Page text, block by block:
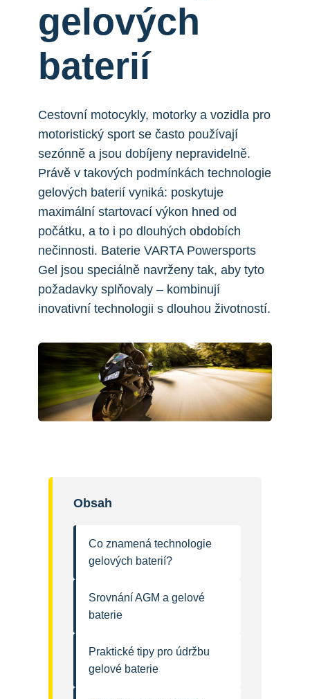
gelových
baterií
Cestovní motocykly, motorky a vozidla pro
motoristický sport se často používají
sezónně a jsou dobíjeny nepravidelně.
Právě v takových podmínkách technologie
gelových baterií vyniká: poskytuje
maximální startovací výkon hned od
počátku, a to i po dlouhých obdobích
nečinnosti. Baterie VARTA Powersports
Gel jsou speciálně navrženy tak, aby tyto
požadavky splňovaly – kombinují
inovativní technologii s dlouhou životností.
Obsah
Co znamená technologie
gelových baterií?
Srovnání AGM a gelové
baterie
Praktické tipy pro údržbu
gelové baterie